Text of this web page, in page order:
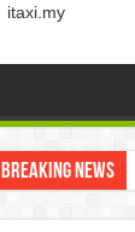
itaxi.my
Breaking News